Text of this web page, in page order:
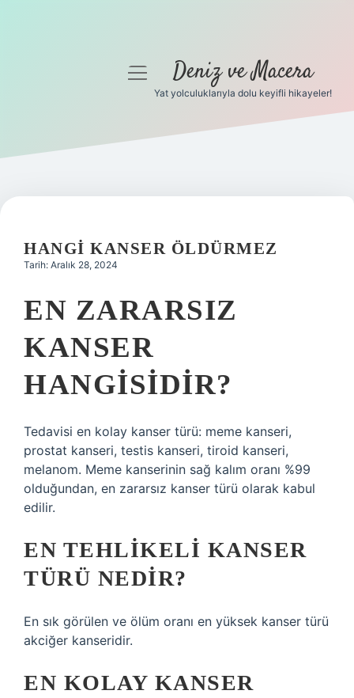
Gizlilik Politikası
Yasal Uyarı
menüyüDeniz ve Macera
Yat yolculuklarıyla dolu keyifli hikayeler!
HANGI KANSER ÖLDÜRMEZ
Tarih: Aralık 28, 2024
EN ZARARSIZ
KANSER
HANGISIDIR?
Tedavisi en kolay kanser türü: meme kanseri,
prostat kanseri, testis kanseri, tiroid kanseri,
melanom. Meme kanserinin sağ kalım oranı %99
olduğundan, en zararsız kanser türü olarak kabul
edilir.
EN TEHLIKELI KANSER
TÜRÜ NEDIR?
En sık görülen ve ölüm oranı en yüksek kanser türü
akciğer kanseridir.
EN KOLAY KANSER